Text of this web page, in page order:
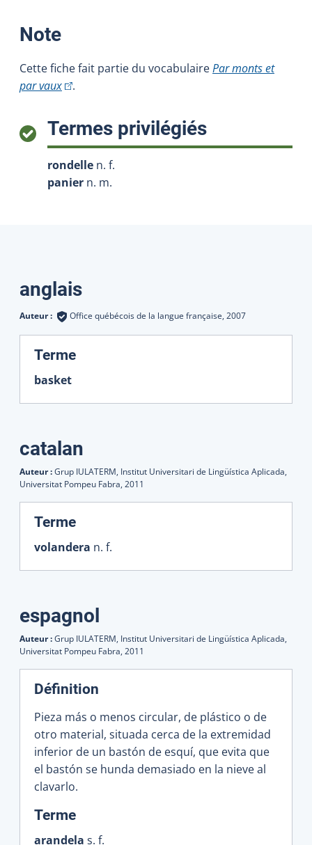
Note:
Cette fiche fait partie du vocabulairePar monts et
par vaux(Cet hyperlien externe s'ouvrira dans une nouvelle
.
Termes privilégiés:
rondelle n. f.
panier n. m.
Traductions
anglais
Auteur : Office québécois de la langue française, 2007
Terme:
basket
catalan
Auteur :Grup IULATERM, Institut Universitari de Lingüística Aplicada,
Universitat Pompeu Fabra, 2011
Terme:
volandera n. f.
espagnol
Auteur :Grup IULATERM, Institut Universitari de Lingüística Aplicada,
Universitat Pompeu Fabra, 2011
Définition
Pieza más o menos circular, de plástico o de
otro material, situada cerca de la extremidad
inferior de un bastón de esquí, que evita que
el bastón se hunda demasiado en la nieve al
clavarlo.
Terme:
arandela s. f.